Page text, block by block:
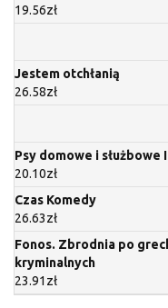
19.56zł
Jestem otchłanią
26.58zł
Psy domowe i służbowe
20.10zł
Czas Komedy
26.63zł
Fonos. Zbrodnia po
kryminalnych
23.91 zł